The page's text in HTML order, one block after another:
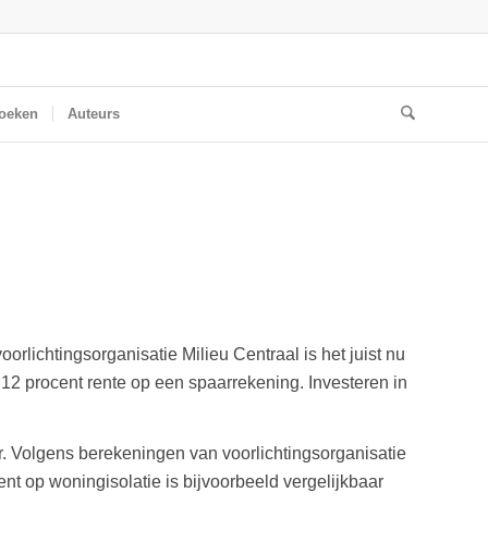
Auteurs
Milieu Centraal is het juist nu
procent rente op een spaarrekening. Investeren in
Volgens berekeningen van voorlichtingsorganisatie
op woningisolatie is bijvoorbeeld vergelijkbaar